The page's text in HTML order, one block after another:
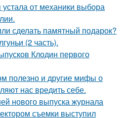
от механики выбора
сделать памятный подарок?
(2 часть).
Клодин первого
полезно и другие мифы о
нас вредить себе.
нового выпуска журнала
съемки выступил